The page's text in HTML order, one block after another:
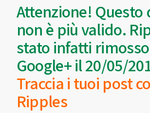
Attenzione! Questo
non è più valido.
stato infatti
Google+ il 20/05/
Traccia i tuoi post
Ripples